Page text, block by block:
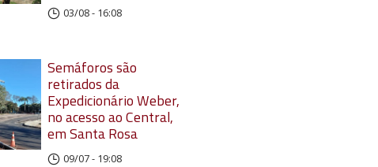
03/08 - 16:08
Semáforos são
retirados da
Expedicionário Weber,
no acesso ao Central,
em Santa Rosa
09/07 - 19:08